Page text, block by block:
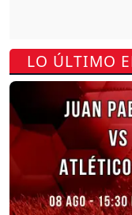
LO ÚLTIMO